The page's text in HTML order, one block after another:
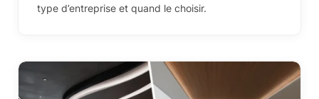
type d’entreprise et quand le choisir.